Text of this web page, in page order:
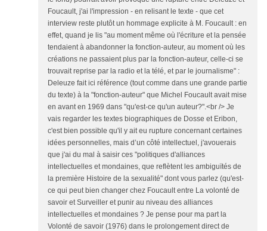
Foucault, j'ai l'impression - en relisant le texte - que cet
interview reste plutôt un hommage explicite à M. Foucault : en
effet, quand je lis "au moment même où l'écriture et la pensée
tendaient à abandonner la fonction-auteur, au moment où les
créations ne passaient plus par la fonction-auteur, celle-ci se
trouvait reprise par la radio et la télé, et par le journalisme" :
Deleuze fait ici référence (tout comme dans une grande partie
du texte) à la "fonction-auteur" que Michel Foucault avait mise
en avant en 1969 dans "qu'est-ce qu'un auteur?".<br /> Je
vais regarder les textes biographiques de Dosse et Eribon,
c'est bien possible qu'il y ait eu rupture concernant certaines
idées personnelles, mais d’un côté intellectuel, j'avouerais
que j'ai du mal à saisir ces "politiques d'alliances
intellectuelles et mondaines, que reflètent les ambiguïtés de
la première Histoire de la sexualité" dont vous parlez (qu'est-
ce qui peut bien changer chez Foucault entre La volonté de
savoir et Surveiller et punir au niveau des alliances
intellectuelles et mondaines ? Je pense pour ma part la
Volonté de savoir (1976) dans le prolongement direct de